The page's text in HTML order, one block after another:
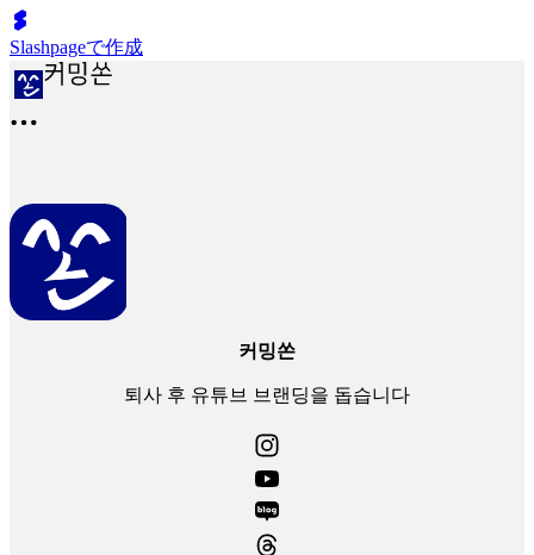
Slashpageで作成
커밍쏜
퇴사 후 유튜브 브랜딩을 돕습니다